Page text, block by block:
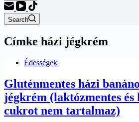
Search
Címke házi jégkrém
Édességek
Gluténmentes házi
jégkrém (laktózmentes és
cukrot nem tartalmaz)